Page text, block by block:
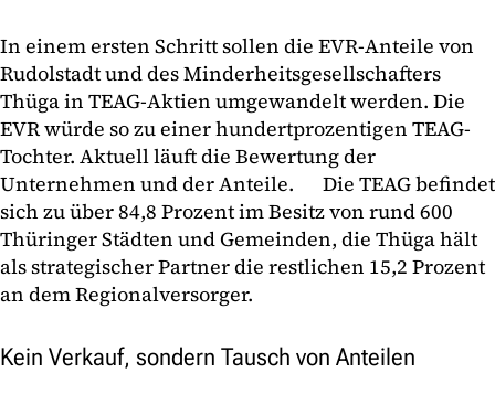
In einem ersten Schritt sollen die EVR-Anteile von
Rudolstadt und des Minderheitsgesellschafters
Thüga in TEAG-Aktien umgewandelt werden. Die
EVR würde so zu einer hundertprozentigen TEAG-
Tochter. Aktuell läuft die Bewertung der
Unternehmen und der Anteile. Die TEAG befindet
sich zu über 84,8 Prozent im Besitz von rund 600
Thüringer Städten und Gemeinden, die Thüga hält
als strategischer Partner die restlichen 15,2 Prozent
an dem Regionalversorger.
Kein Verkauf, sondern Tausch von Anteilen